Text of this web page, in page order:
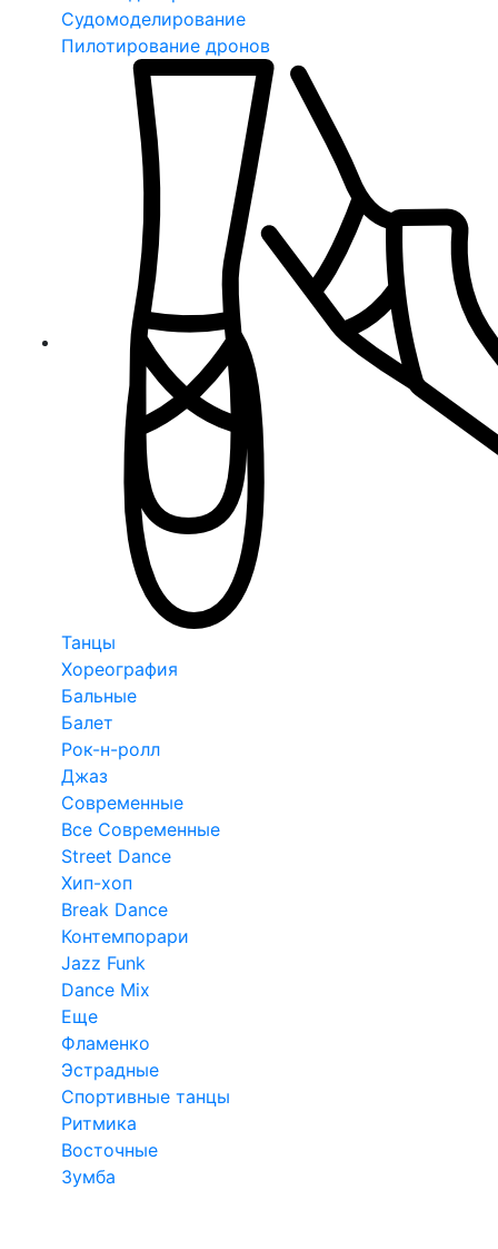
Судомоделирование
Пилотирование дронов
Танцы
Хореография
Бальные
Балет
Рок-н-ролл
Джаз
Современные
Все Современные
Street Dance
Хип-хоп
Break Dance
Контемпорари
Jazz Funk
Dance Mix
Еще
Фламенко
Эстрадные
Спортивные танцы
Ритмика
Восточные
Зумба